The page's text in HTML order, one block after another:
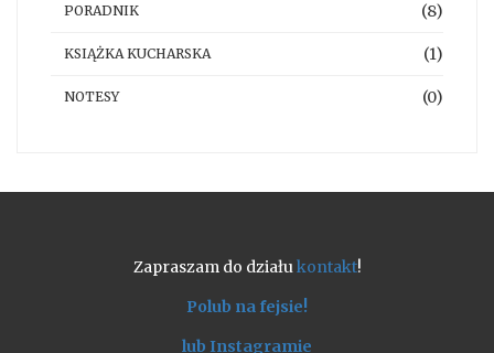
PORADNIK (8)
KSIĄŻKA KUCHARSKA (1)
NOTESY (0)
Zapraszam do działukontakt!
Polub na fejsie!
lub Instagramie